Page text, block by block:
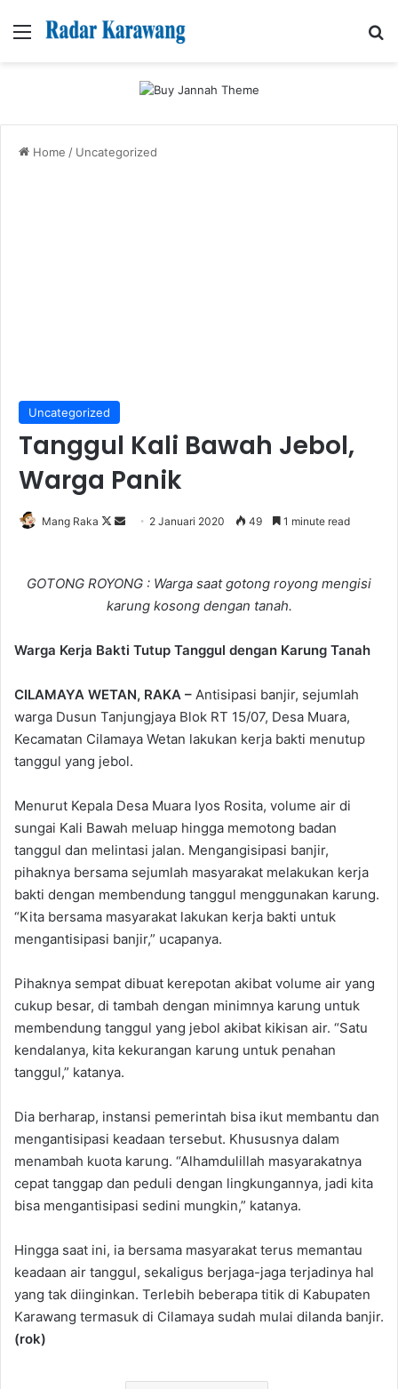
Menu
Home / Uncategorized
Uncategorized
Tanggul Kali Bawah Jebol,
Warga Panik
Mang Raka
Follow
Send 2 Januari 2020 49 1 minute read
GOTONG ROYONG : Warga saat gotong royong mengisi
karung kosong dengan tanah.
Warga Kerja Bakti Tutup Tanggul dengan Karung Tanah
CILAMAYA WETAN, RAKA – Antisipasi banjir, sejumlah
warga Dusun Tanjungjaya Blok RT 15/07, Desa Muara,
Kecamatan Cilamaya Wetan lakukan kerja bakti menutup
tanggul yang jebol.
Menurut Kepala Desa Muara Iyos Rosita, volume air di
sungai Kali Bawah meluap hingga memotong badan
tanggul dan melintasi jalan. Mengangisipasi banjir,
pihaknya bersama sejumlah masyarakat melakukan kerja
bakti dengan membendung tanggul menggunakan karung.
“Kita bersama masyarakat lakukan kerja bakti untuk
mengantisipasi banjir,” ucapanya.
Pihaknya sempat dibuat kerepotan akibat volume air yang
cukup besar, di tambah dengan minimnya karung untuk
membendung tanggul yang jebol akibat kikisan air. “Satu
kendalanya, kita kekurangan karung untuk penahan
tanggul,” katanya.
Dia berharap, instansi pemerintah bisa ikut membantu dan
mengantisipasi keadaan tersebut. Khususnya dalam
menambah kuota karung. “Alhamdulillah masyarakatnya
cepat tanggap dan peduli dengan lingkungannya, jadi kita
bisa mengantisipasi sedini mungkin,” katanya.
Hingga saat ini, ia bersama masyarakat terus memantau
keadaan air tanggul, sekaligus berjaga-jaga terjadinya hal
yang tak diinginkan. Terlebih beberapa titik di Kabupaten
Karawang termasuk di Cilamaya sudah mulai dilanda banjir.
(rok)